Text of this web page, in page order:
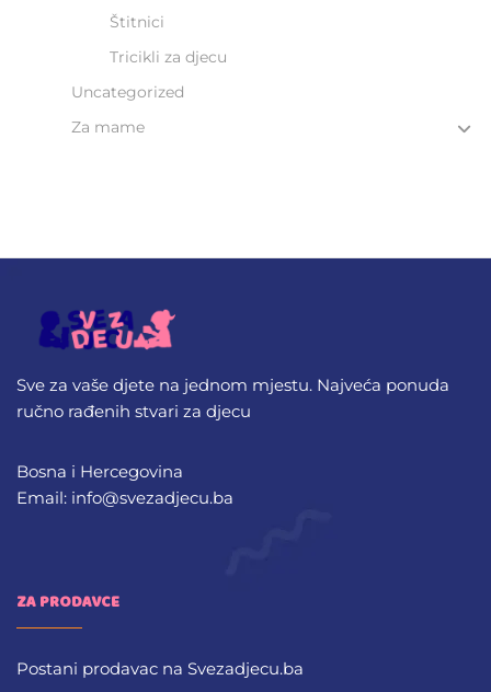
Štitnici
Tricikli za djecu
Uncategorized
Za mame
Sve za vaše djete na jednom mjestu. Najveća ponuda
ručno rađenih stvari za djecu
Bosna i Hercegovina
Email: info@svezadjecu.ba
ZA PRODAVCE
Postani prodavac na Svezadjecu.ba